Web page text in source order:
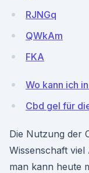
RJNGq
QWkAm
FKA
Wo kann ich
Cbd gel für
Die Nutzung der
Wissenschaft
man kann heute